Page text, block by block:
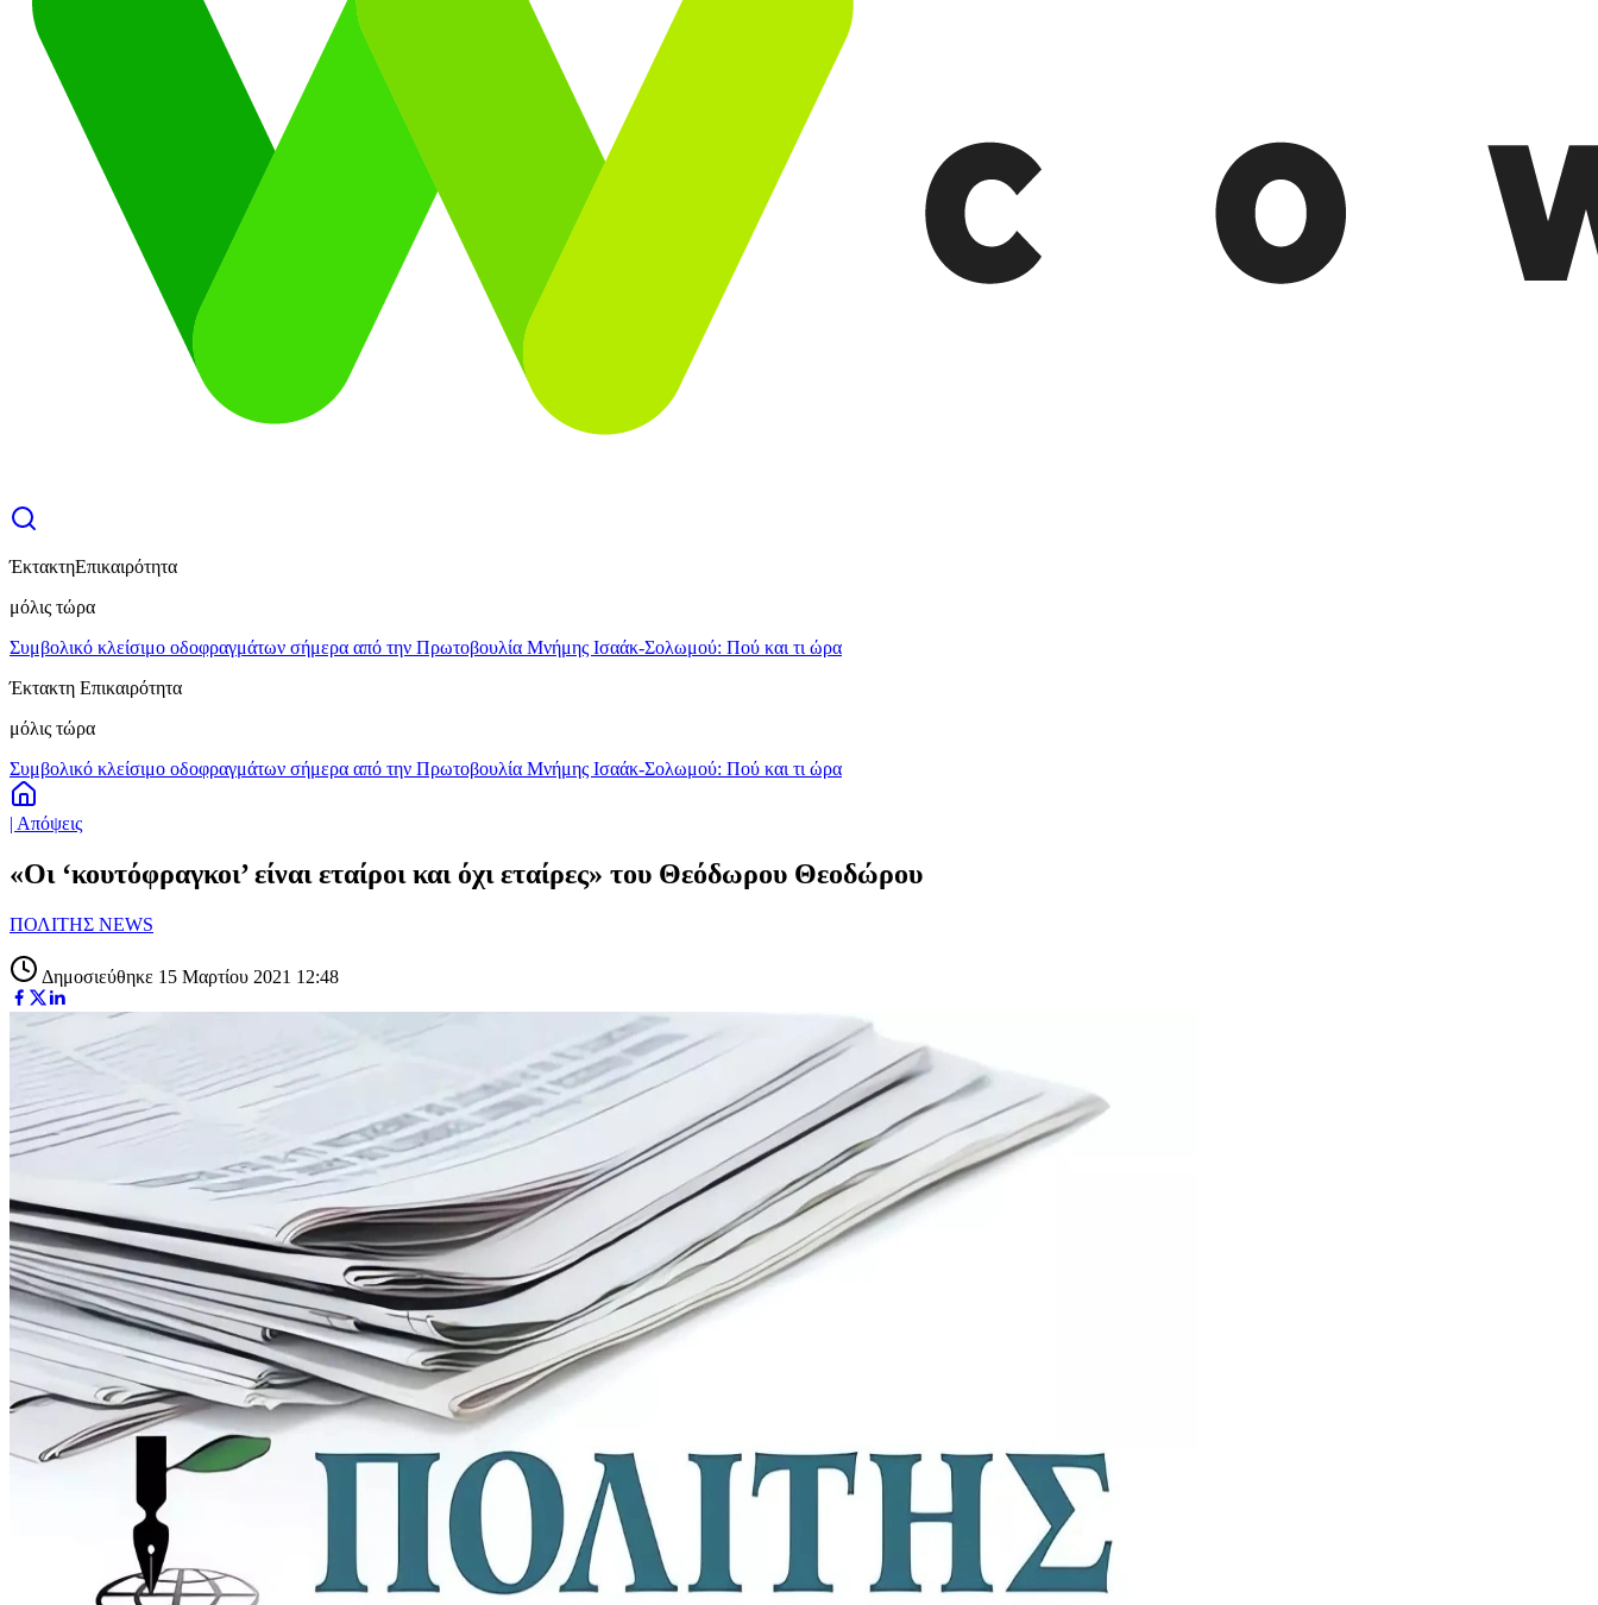
ΈκτακτηΕπικαιρότητα
μόλις τώρα
Συμβολικό κλείσιμο οδοφραγμάτων σήμερα από την Πρωτοβουλία Μνήμης Ισαάκ-Σολωμού: Πού και τι ώρα
Έκτακτη Επικαιρότητα
μόλις τώρα
Συμβολικό κλείσιμο οδοφραγμάτων σήμερα από την Πρωτοβουλία Μνήμης Ισαάκ-Σολωμού: Πού και τι ώρα
| Απόψεις
«Οι ‘κουτόφραγκοι’ είναι εταίροι και όχι εταίρες» του Θεόδωρου Θεοδώρου
ΠΟΛΙΤΗΣ NEWS
Δημοσιεύθηκε 15 Μαρτίου 2021 12:48